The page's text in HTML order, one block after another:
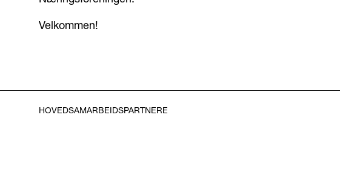
Velkommen!
HOVEDSAMARBEIDSPARTNERE